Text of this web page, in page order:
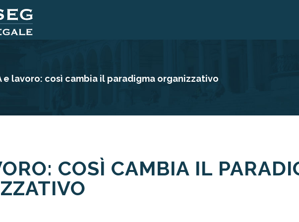
e lavoro: così cambia il paradigma organizzativo
COSÌ CAMBIA IL